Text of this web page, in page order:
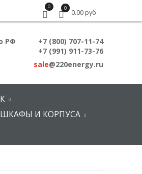
0 0
0.00 руб
РФ
+7 (800) 707-11-74
911-73-76
sale@220energy.ru
ШКАФЫ И КОРПУСА